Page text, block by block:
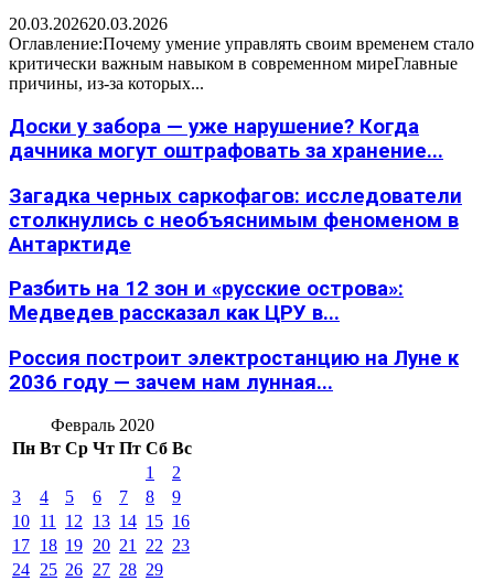
20.03.202620.03.2026
Оглавление:Почему умение управлять своим временем стало
критически важным навыком в современном миреГлавные
причины, из-за которых...
Доски у забора — уже нарушение? Когда
дачника могут оштрафовать за хранение...
Загадка черных саркофагов: исследователи
столкнулись с необъяснимым феноменом в
Антарктиде
Разбить на 12 зон и «русские острова»:
Медведев рассказал как ЦРУ в...
Россия построит электростанцию на Луне к
2036 году — зачем нам лунная...
Февраль 2020
Пн Вт Ср Чт Пт Сб Вс
1
2
3
4 5 6 7 8
9
10 11 12 13 14 15 16
17 18 19 20 21 22 23
24 25 26 27 28 29